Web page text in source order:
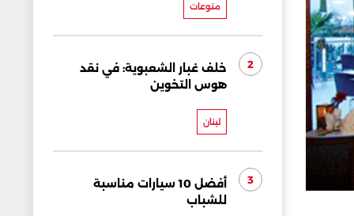
منوعات
2
خلف غبار الشعبوية: في نقد
هوس التخوين
لبنان
3
أفضل 10 سيارات مناسبة
للشباب